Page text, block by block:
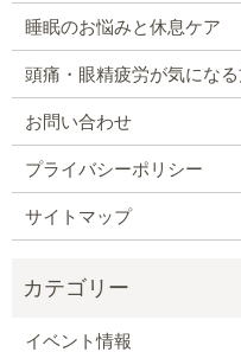
睡眠のお悩みと休息ケア
頭痛・眼精疲労が気にな
お問い合わせ
プライバシーポリシー
サイトマップ
イベント情報